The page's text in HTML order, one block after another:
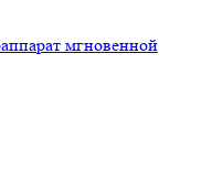
мгновенной